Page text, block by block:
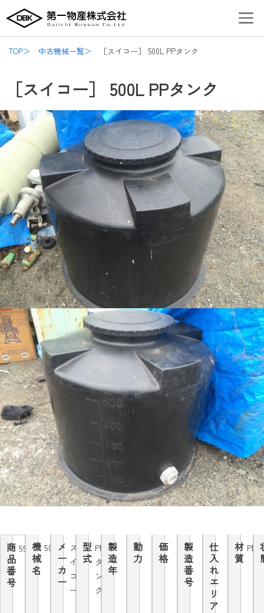
容
を
Menu
TOP＞ 中古機械一覧＞ ［スイコー］ 500L PPタンク
［スイコー］ 500L PPタンク
商
品
番
号
5505機
械
名
500Lメ
ー
カ
ー
ス
イ
コ
ー
型
式
PP
タ
ン
ク
製
造
年
動
力
価
格
製
造
番
号
仕
入
れ
エ
リ
ア
材
質
PE
navigation